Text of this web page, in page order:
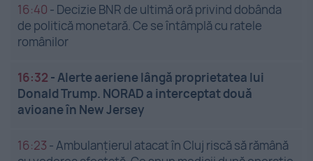
16:40 - Decizie BNR de ultimă oră privind dobânda
de politică monetară. Ce se întâmplă cu ratele
românilor
16:32 -Alerte aeriene lângă proprietatea lui
Donald Trump. NORAD a interceptat două
avioane în New Jersey
16:23 -Ambulanțierul atacat în Cluj riscă să rămână